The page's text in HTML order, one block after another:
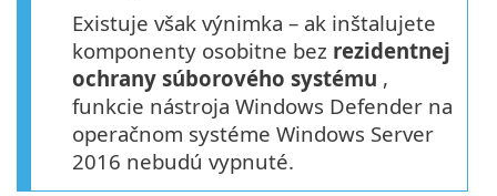
Existuje však výnimka – ak inštalujete
komponenty osobitne bez rezidentnej
ochrany súborového systému ,
funkcie nástroja Windows Defender na
operačnom systéme Windows Server
2016 nebudú vypnuté.